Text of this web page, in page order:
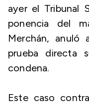
ayer el Tribunal
ponencia del
Merchán, anuló
prueba directa
condena.
Este caso